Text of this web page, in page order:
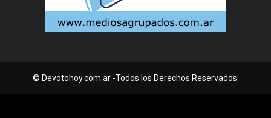
© Devotohoy.com.ar -Todos los Derechos Reservados.